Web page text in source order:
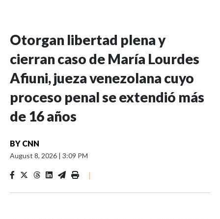
Otorgan libertad plena y
cierran caso de María Lourdes
Afiuni, jueza venezolana cuyo
proceso penal se extendió más
de 16 años
BY CNN
August 8, 2026 | 3:09 PM
|